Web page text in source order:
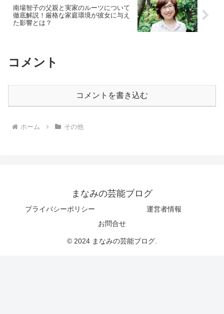
南場智子の父親と実家のルーツについて
徹底解説！厳格な家庭環境が彼女に与え
た影響とは？
コメント
コメントを書き込む
ホーム その他
まなみの芸能ブログ
プライバシーポリシー
運営者情報
お問合せ
© 2024 まなみの芸能ブログ.